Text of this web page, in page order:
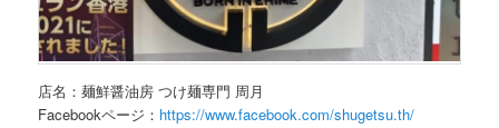
店名：麺鮮醤油房 つけ麺専門 周月
Facebookページ： https://www.facebook.com/shugetsu.th/